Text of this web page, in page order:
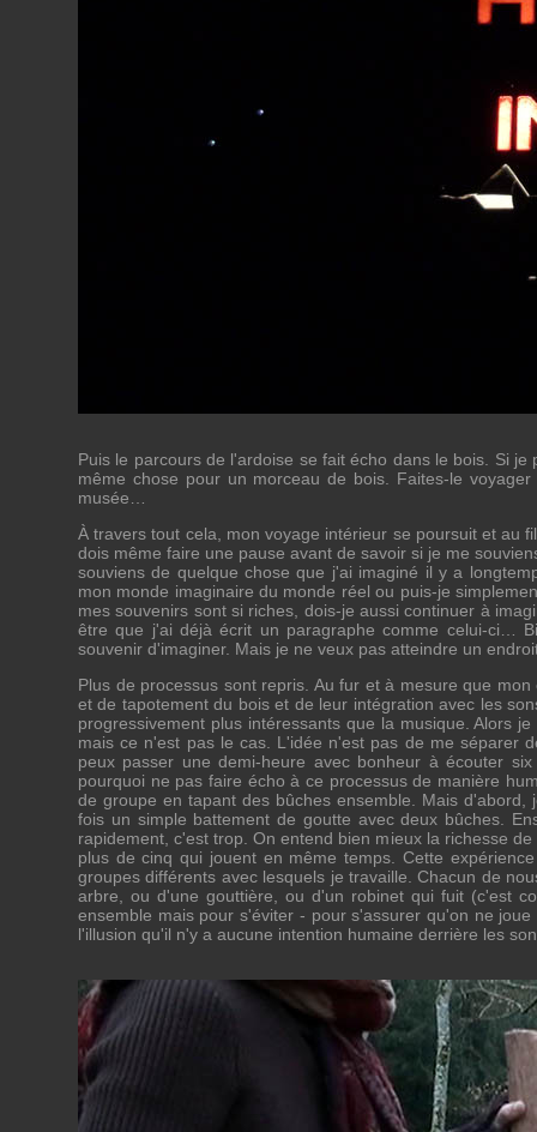
Puis le parcours de l'ardoise se fait écho dans le bois. Si
même chose pour un morceau de bois. Faites-le
musée…
À travers tout cela, mon voyage intérieur se poursuit et au
dois même faire une pause avant de savoir si je me
souviens de quelque chose que j'ai imaginé il y a
mon monde imaginaire du monde réel ou puis-je
mes souvenirs sont si riches, dois-je aussi continuer à
être que j'ai déjà écrit un paragraphe comme celui-ci…
souvenir d'imaginer. Mais je ne veux pas atteindre un
Plus de processus sont repris. Au fur et à mesure que
et de tapotement du bois et de leur intégration avec les
progressivement plus intéressants que la musique. Alors
mais ce n'est pas le cas. L'idée n'est pas de me séparer
peux passer une demi-heure avec bonheur à écouter
pourquoi ne pas faire écho à ce processus de manière
de groupe en tapant des bûches ensemble. Mais
fois un simple battement de goutte avec deux bûches.
rapidement, c'est trop. On entend bien mieux la richesse
plus de cinq qui jouent en même temps. Cette
groupes différents avec lesquels je travaille. Chacun de
arbre, ou d'une gouttière, ou d'un robinet qui fuit (c'est
ensemble mais pour s'éviter - pour s'assurer qu'on ne
l'illusion qu'il n'y a aucune intention humaine derrière les